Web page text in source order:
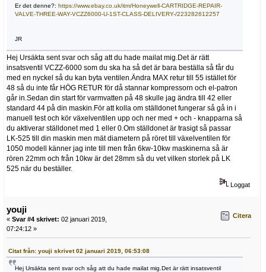
Er det denne?: https://www.ebay.co.uk/itm/Honeywell-CARTRIDGE-REPAIR-
VALVE-THREE-WAY-VCZZ6000-U-1ST-CLASS-DELIVERY-/223282612257
JR
Hej Ursäkta sent svar och såg att du hade mailat mig.Det är rätt
insatsventil VCZZ-6000 som du ska ha så det är bara beställa så får du
med en nyckel så du kan byta ventilen.Ändra MAX retur till 55 istället för
48 så du inte får HÖG RETUR för då stannar kompressorn och el-patron
går in.Sedan din start för varmvatten på 48 skulle jag ändra till 42 eller
standard 44 på din maskin.För att kolla om ställdonet fungerar så gå in i
manuell test och kör växelventilen upp och ner med + och - knapparna så
du aktiverar ställdonet med 1 eller 0.Om ställdonet är trasigt så passar
LK-525 till din maskin men mät diametern på röret till växelventilen för
1050 modell känner jag inte till men från 6kw-10kw maskinerna så är
rören 22mm och från 10kw är det 28mm så du vet vilken storlek på LK
525 när du beställer.
Loggat
youji
« Svar #4 skrivet: 02 januari 2019,
07:24:12 »
Citera
Citat från: youji skrivet 02 januari 2019, 06:53:08
Hej Ursäkta sent svar och såg att du hade mailat mig.Det är rätt insatsventil